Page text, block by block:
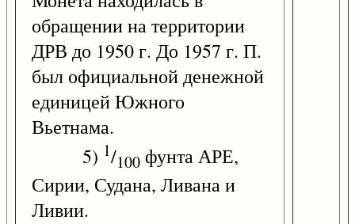
обращении на территории
ДРВ до 1950 г. До 1957 г. П.
был официальной денежной
единицей Южного
Вьетнама.
5) 1/100 фунта АРЕ,
Сирии, Судана, Ливана и
Ливии.